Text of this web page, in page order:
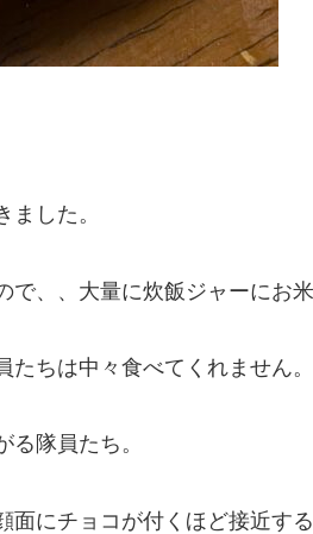
した。
、、大量に炊飯ジャーにお米
ちは中々食べてくれません。
隊員たち。
にチョコが付くほど接近する